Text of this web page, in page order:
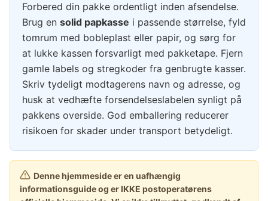
Forbered din pakke ordentligt inden afsendelse.
Brug en solid papkasse i passende størrelse, fyld
tomrum med bobleplast eller papir, og sørg for
at lukke kassen forsvarligt med pakketape. Fjern
gamle labels og stregkoder fra genbrugte kasser.
Skriv tydeligt modtagerens navn og adresse, og
husk at vedhæfte forsendelseslabelen synligt på
pakkens overside. God emballering reducerer
risikoen for skader under transport betydeligt.
Denne hjemmeside er en uafhængig
informationsguide og er IKKE postoperatørens